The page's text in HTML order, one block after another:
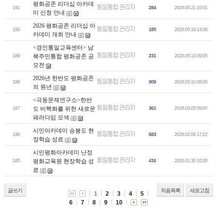
191
평화공존 리더십 아카데
미 신청 안내
통일통합 관리자 284 2026.05.21 10:01
190
2026 평화공존 리더십 아
카데미 개최 안내
통일통합 관리자 185 2026.05.18 13:38
189
<경인통일교육센터> 남
북주민통합 평화공존 공
모전
통일통합 관리자 231 2026.05.13 09:05
188
2026년 한반도 평화공존
의 원년
통일통합 관리자 909 2026.03.10 09:05
187
<극동문제연구소>한반
도 비핵화를 위한 새로운
패러다임 모색
통일통합 관리자 361 2026.03.05 09:07
186
시민아카데미 승봉도 현
장학습 성료
통일통합 관리자 683 2026.02.06 17:22
185
시민평화아카데미 난정
평화교육원 현장학습 성
료
통일통합 관리자 416 2026.01.30 10:20
글쓰기 처음목록 새로고침
1 2 3 4
5
6
7 8 9 10